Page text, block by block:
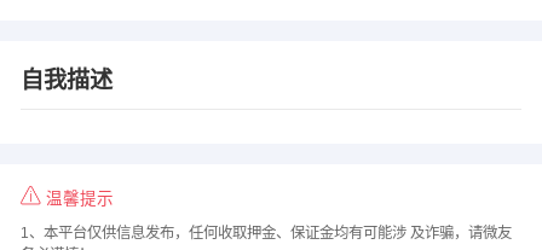
自我描述
温馨提示
1、本平台仅供信息发布，任何收取押金、保证金均有可能涉 及诈骗，请微友